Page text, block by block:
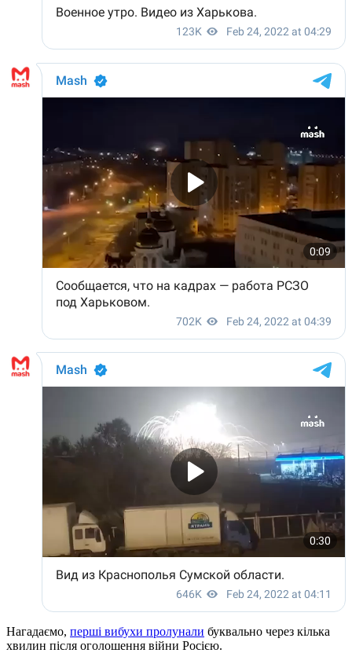
Нагадаємо, перші вибухи пролунали буквально через кілька
хвилин після оголошення війни Росією.